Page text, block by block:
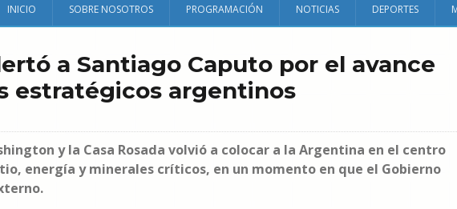
INICIO SOBRE NOSOTROS PROGRAMACIÓN NOTICIAS DEPORTES
a Santiago Caputo por el avance
estratégicos argentinos
y la Casa Rosada volvió a colocar a la Argentina en el centro
energía y minerales críticos, en un momento en que el Gobierno